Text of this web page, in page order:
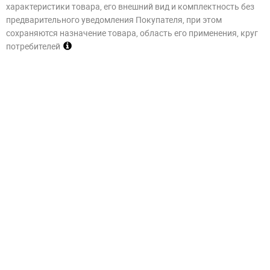
характеристики товара, его внешний вид и комплектность без
предварительного уведомления Покупателя, при этом
сохраняются назначение товара, область его применения, круг
потребителей